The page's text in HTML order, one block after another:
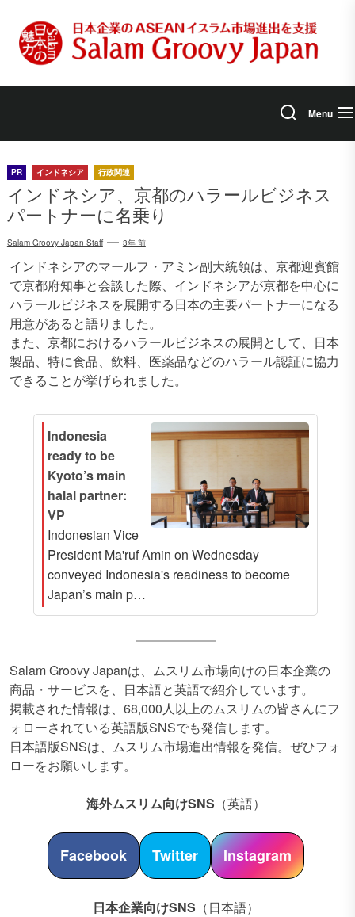
content
Menu
PR インドネシア 行政関連
インドネシア、京都のハラールビジネス
パートナーに名乗り
Salam Groovy Japan Staff 3年 前
インドネシアのマールフ・アミン副大統領は、京都迎賓館
で京都府知事と会談した際、インドネシアが京都を中心に
ハラールビジネスを展開する日本の主要パートナーになる
用意があると語りました。
また、京都におけるハラールビジネスの展開として、日本
製品、特に食品、飲料、医薬品などのハラール認証に協力
できることが挙げられました。
Indonesia
ready to be
Kyoto’s main
halal partner:
VP
Indonesian Vice
President Ma'ruf Amin on Wednesday
conveyed Indonesia's readiness to become
Japan’s main p…
Salam Groovy Japanは、ムスリム市場向けの日本企業の
商品・サービスを、日本語と英語で紹介しています。
掲載された情報は、68,000人以上のムスリムの皆さんにフ
ォローされている英語版SNSでも発信します。
日本語版SNSは、ムスリム市場進出情報を発信。ぜひフォ
ローをお願いします。
海外ムスリム向けSNS （英語）
Facebook Twitter Instagram
日本企業向けSNS （日本語）